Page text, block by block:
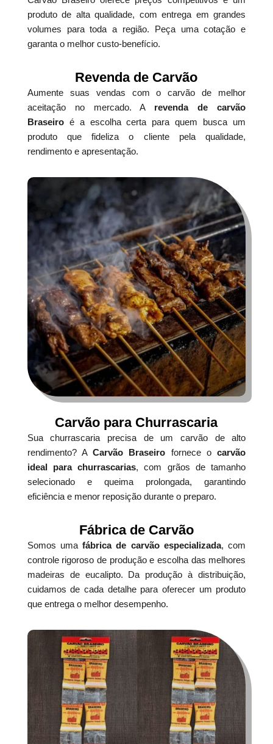
produto de alta qualidade, com entrega em grandes
volumes para toda a região. Peça uma cotação e
garanta o melhor custo-benefício.
Revenda de Carvão
Aumente suas vendas com o carvão de melhor
aceitação no mercado. A revenda de carvão
Braseiroé a escolha certa para quem busca um
produto que fideliza o cliente pela qualidade,
rendimento e apresentação.
Carvão para Churrascaria
Sua churrascaria precisa de um carvão de alto
rendimento? ACarvão Braseiro fornece ocarvão
ideal para churrascarias, com grãos de tamanho
selecionado e queima prolongada, garantindo
eficiência e menor reposição durante o preparo.
Fábrica de Carvão
Somos umafábrica de carvão especializada, com
controle rigoroso de produção e escolha das melhores
madeiras de eucalipto. Da produção à distribuição,
cuidamos de cada detalhe para oferecer um produto
que entrega o melhor desempenho.